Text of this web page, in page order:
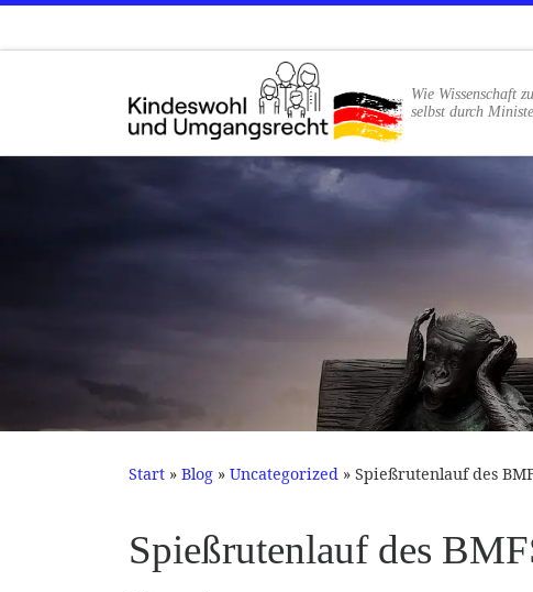
Wie Wissenschaft
selbst durch
Start » Blog » Uncategorized » Spießrutenlauf des
Spießrutenlauf des